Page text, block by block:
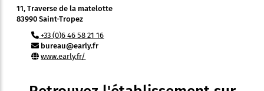
11, Traverse de la matelotte
83990 Saint-Tropez
+33 (0)6 46 58 21 16
bureau@early.fr
www.early.fr/